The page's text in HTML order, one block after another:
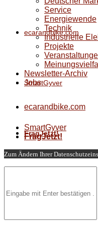
ecarandbike.com
SmartGyver
FragJetzt!
Service
Energiewende
Technik
Industrielle
Projekte
Newsletter-Archiv
Jobs
ecarandbike.com
SmartGyver
FragJetzt!
Zum Ändern Ihrer